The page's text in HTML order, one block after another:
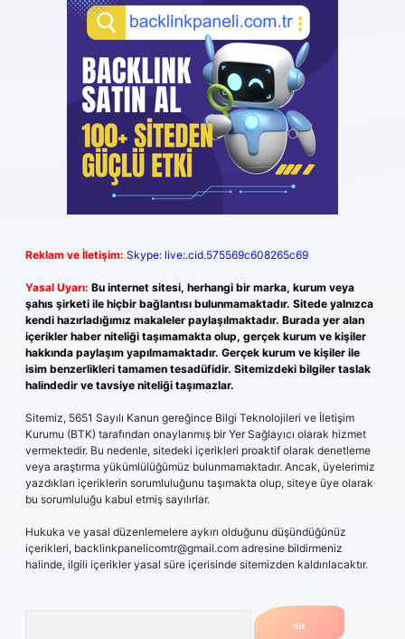
Reklam ve İletişim: Skype: live:.cid.575569c608265c69
Yasal Uyarı: Bu internet sitesi, herhangi bir marka, kurum veya
şahıs şirketi ile hiçbir bağlantısı bulunmamaktadır. Sitede yalnızca
kendi hazırladığımız makaleler paylaşılmaktadır. Burada yer alan
içerikler haber niteliği taşımamakta olup, gerçek kurum ve kişiler
hakkında paylaşım yapılmamaktadır. Gerçek kurum ve kişiler ile
isim benzerlikleri tamamen tesadüfidir. Sitemizdeki bilgiler taslak
halindedir ve tavsiye niteliği taşımazlar.
Sitemiz, 5651 Sayılı Kanun gereğince Bilgi Teknolojileri ve İletişim
Kurumu (BTK) tarafından onaylanmış bir Yer Sağlayıcı olarak hizmet
vermektedir. Bu nedenle, sitedeki içerikleri proaktif olarak denetleme
veya araştırma yükümlülüğümüz bulunmamaktadır. Ancak, üyelerimiz
yazdıkları içeriklerin sorumluluğunu taşımakta olup, siteye üye olarak
bu sorumluluğu kabul etmiş sayılırlar.
Hukuka ve yasal düzenlemelere aykırı olduğunu düşündüğünüz
içerikleri, backlinkpanelicomtr@gmail.com adresine bildirmeniz
halinde, ilgili içerikler yasal süre içerisinde sitemizden kaldırılacaktır.